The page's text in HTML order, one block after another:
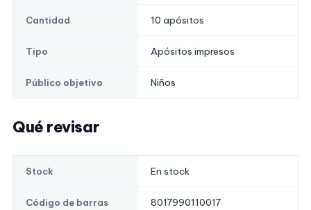
Cantidad 10 apósitos
Tipo Apósitos impresos
Público objetivo Niños
Qué revisar
Stock En stock
Código de barras
8017990110017